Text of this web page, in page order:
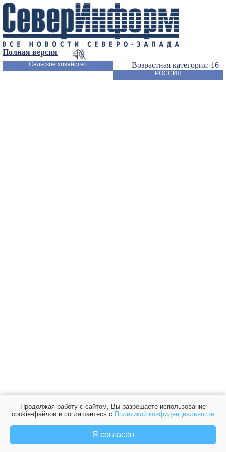
Полная версия
Возрастная категория: 16+
Сельское хозяйство
РОССИЯ
Продолжая работу с сайтом, Вы разрешаете использование
cookie-файлов и соглашаетесь с Политикой конфиденциальности
Я согласен